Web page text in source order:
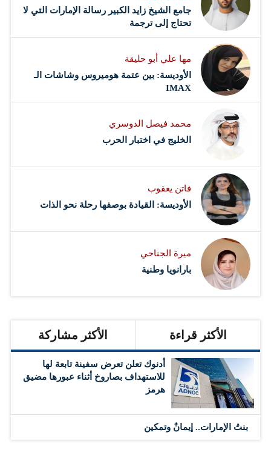
جامع الشيخ زايد الكبير رسالة الإمارات التي لا
تحتاج إلى ترجمة
مها علي أبو حليقة
الأوديسة: بين عتمة هوميروس وشاشات الـ
IMAX
محمد فيصل الدوسري ​
‏الخليج في اختبار الحرب
فاتن يعقوب
الأوديسة: القيادة بوصفها رحلة نحو الذات
ميرة الجناحي
بارانويا وطنية
الأكثر قراءة الأكثر مشاركة
أدنوك تعلن تعرض سفينة تابعة لها
للاستهداف بصاروخ أثناء عبورها مضيق
هرمز
بنتُ الإمارات.. إيمانٌ وتمكين